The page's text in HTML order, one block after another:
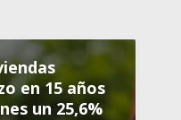
en 15 años
un 25,6%